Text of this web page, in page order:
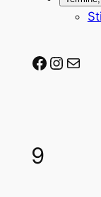
Stillberaterin-werden auf Facebook
Stillberaterin-werden
Mail-
9